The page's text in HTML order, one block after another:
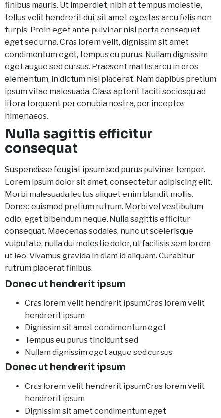
finibus mauris. Ut imperdiet, nibh at tempus molestie,
tellus velit hendrerit dui, sit amet egestas arcu felis non
turpis. Proin eget ante pulvinar nisl porta consequat
eget sed urna. Cras lorem velit, dignissim sit amet
condimentum eget, tempus eu purus. Nullam dignissim
eget augue sed cursus. Praesent mattis arcu in eros
elementum, in dictum nisl placerat. Nam dapibus pretium
ipsum vitae malesuada. Class aptent taciti sociosqu ad
litora torquent per conubia nostra, per inceptos
himenaeos.
Nulla sagittis efficitur
consequat
Suspendisse feugiat ipsum sed purus pulvinar tempor.
Lorem ipsum dolor sit amet, consectetur adipiscing elit.
Morbi malesuada lectus aliquet enim blandit mollis.
Donec euismod pretium rutrum. Morbi vel vestibulum
odio, eget bibendum neque. Nulla sagittis efficitur
consequat. Maecenas sodales, nunc ut scelerisque
vulputate, nulla dui molestie dolor, ut facilisis sem lorem
ut leo. Vivamus gravida in diam id aliquam. Curabitur
rutrum placerat finibus.
Donec ut hendrerit ipsum
Cras lorem velit hendrerit ipsumCras lorem velit
hendrerit ipsum
Dignissim sit amet condimentum eget
Tempus eu purus tincidunt sed
Nullam dignissim eget augue sed cursus
Donec ut hendrerit ipsum
Cras lorem velit hendrerit ipsumCras lorem velit
hendrerit ipsum
Dignissim sit amet condimentum eget